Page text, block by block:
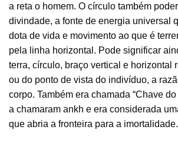
a reta o homem. O círculo também
divindade, a fonte de energia universal
dota de vida e movimento ao que é
pela linha horizontal. Pode significar
terra, círculo, braço vertical e horizontal
ou do ponto de vista do indivíduo, a
corpo. Também era chamada “Chave
a chamaram ankh e era considerada
que abria a fronteira para a imortalidade.